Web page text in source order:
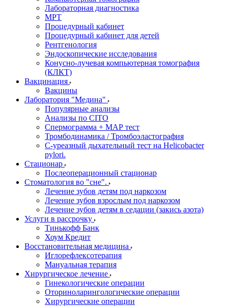
Лабораторная диагностика
МРТ
Процедурный кабинет
Процедурный кабинет для детей
Рентгенология
Эндоскопические исследования
Конусно-лучевая компьютерная томография
(КЛКТ)
Вакцинация
Вакцины
Лаборатория "Медина"
Популярные анализы
Анализы по CITO
Спермограмма + МАР тест
Тромбодинамика / Тромбоэластография
С-уреазный дыхательный тест на Helicobacter
pylori.
Стационар
Послеоперационный стационар
Стоматология во "сне".
Лечение зубов детям под наркозом
Лечение зубов взрослым под наркозом
Лечение зубов детям в седации (закись азота)
Услуги в рассрочку
Тинькофф Банк
Хоум Кредит
Восстановительная медицина
Иглорефлексотерапия
Мануальная терапия
Хирургическое лечение
Гинекологические операции
Оториноларингологические операции
Хирургические операции